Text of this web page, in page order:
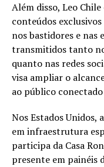
Além disso, Leo
conteúdos
nos bastidores e nas
transmitidos tanto
quanto nas redes
visa ampliar o
ao público
Nos Estados Unidos,
em infraestrutura
participa da Casa
presente em painéis